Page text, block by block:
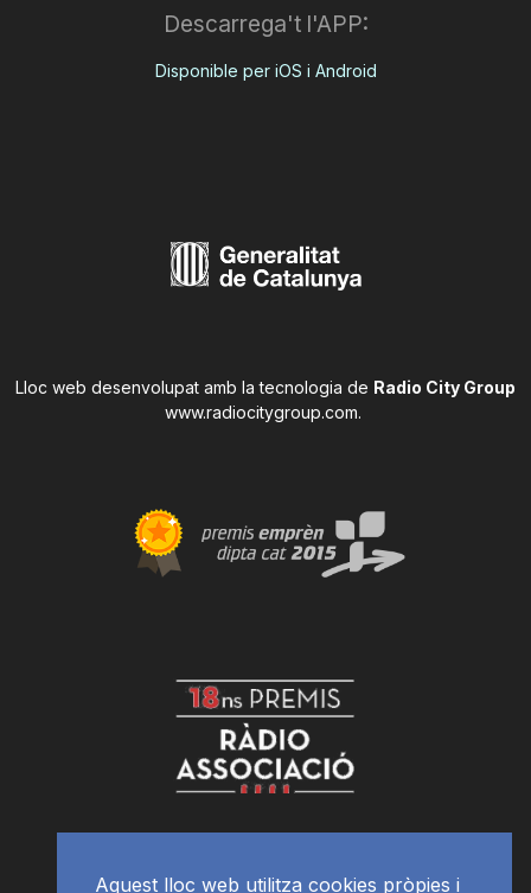
Descarrega't l'APP:
Disponible per iOS i Android
Lloc web desenvolupat amb la tecnologia de Radio City Group
www.radiocitygroup.com.
Aquest lloc web utilitza cookies pròpies i